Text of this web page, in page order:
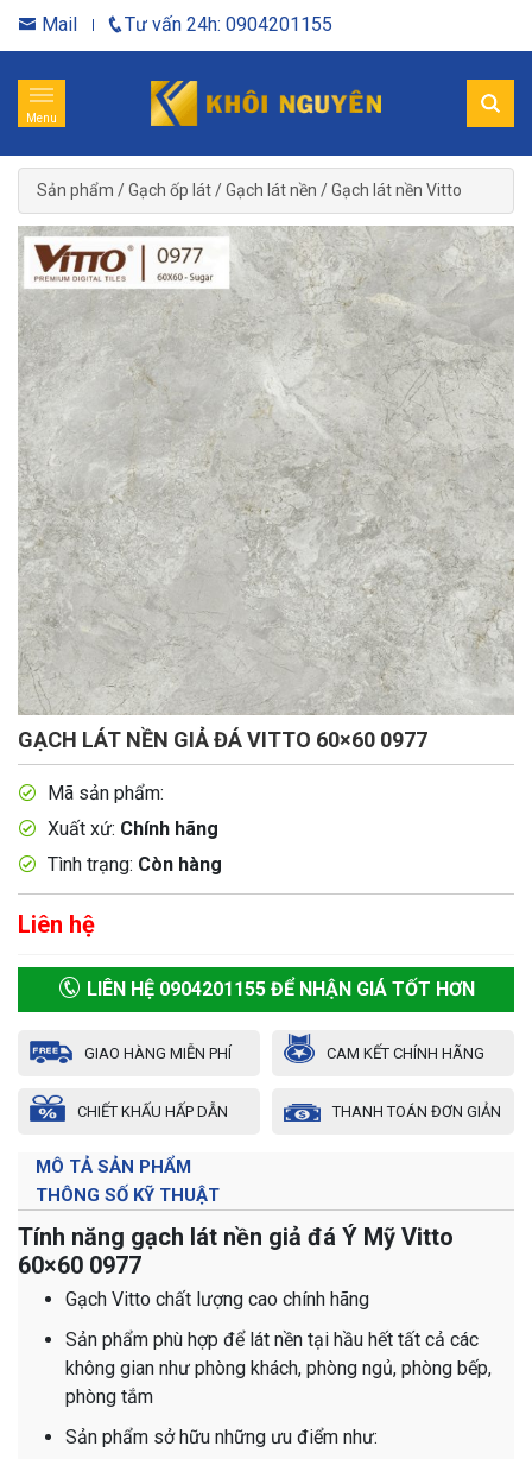
Mail Tư vấn 24h: 0904201155
Menu
Sản phẩm /Gạch ốp lát/Gạch lát nền /Gạch lát nền Vitto
GẠCH LÁT NỀN GIẢ ĐÁ VITTO 60×60 0977
Mã sản phẩm:
Xuất xứ: Chính hãng
Tình trạng: Còn hàng
Liên hệ
LIÊN HỆ 0904201155 ĐỂ NHẬN GIÁ TỐT HƠN
GIAO HÀNG MIỄN PHÍ CAM KẾT CHÍNH HÃNG
CHIẾT KHẤU HẤP DẪN THANH TOÁN ĐƠN GIẢN
MÔ TẢ SẢN PHẨM
THÔNG SỐ KỸ THUẬT
Tính năng gạch lát nền giả đá Ý Mỹ Vitto
60×60 0977
Gạch Vitto chất lượng cao chính hãng
Sản phẩm phù hợp để lát nền tại hầu hết tất cả các
không gian như phòng khách, phòng ngủ, phòng bếp,
phòng tắm
Sản phẩm sở hữu những ưu điểm như: